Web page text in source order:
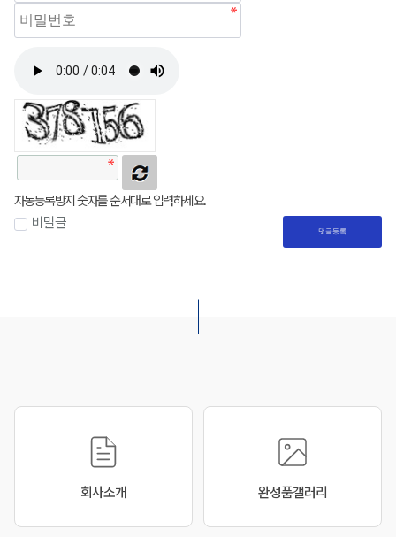
자동등록방지 숫자를 순서대로 입력하세요.
비밀글
댓글등록
월드모형
월드모형
회사소개 완성품갤러리